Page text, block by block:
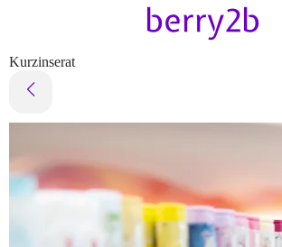
Kurzinserat